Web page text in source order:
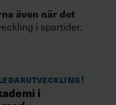
även när det
i spartider.
ledarutveckling!
i